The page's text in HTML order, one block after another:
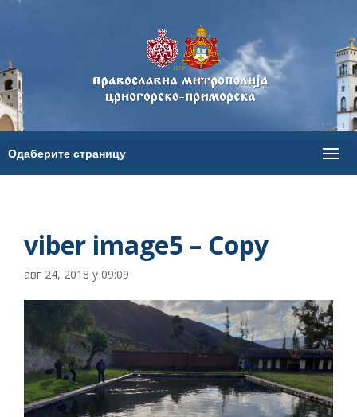
viber image5 – Copy
авг 24, 2018 у 09:09